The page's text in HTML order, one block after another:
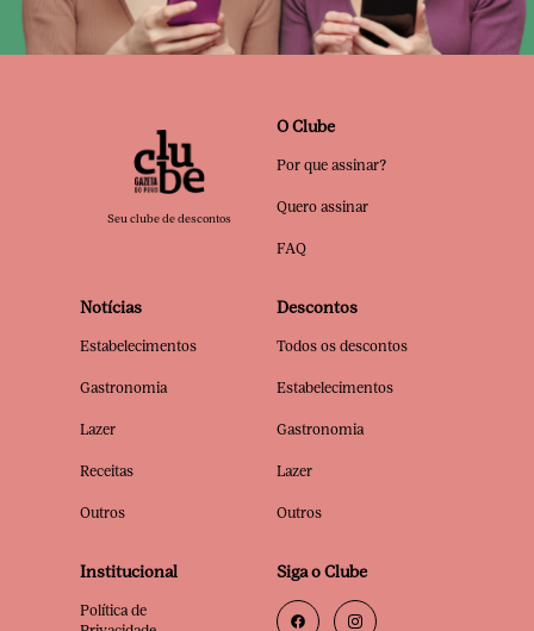
Seu clube de descontos
O Clube
Por que assinar?
Quero assinar
FAQ
Notícias
Estabelecimentos
Gastronomia
Lazer
Receitas
Outros
Descontos
Todos os descontos
Estabelecimentos
Gastronomia
Lazer
Outros
Institucional
Política de
Siga o Clube